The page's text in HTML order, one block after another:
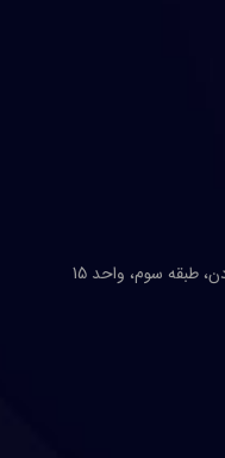
طبقه سوم، واحد 15